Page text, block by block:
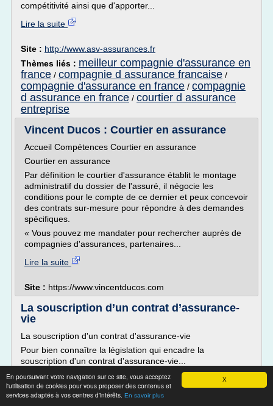
X
En poursuivant votre navigation sur ce site, vous acceptez
l'utilisation de cookies pour vous proposer des contenus et
services adaptés à vos centres d'intérêts. En savoir plus
compétitivité ainsi que d'apporter...
Lire la suite
Site : http://www.asv-assurances.fr
Thèmes liés : meilleur compagnie d'assurance en
france / compagnie d assurance francaise /
compagnie d'assurance en france / compagnie
d assurance en france / courtier d assurance
entreprise
Vincent Ducos : Courtier en assurance
Accueil Compétences Courtier en assurance
Courtier en assurance
Par définition le courtier d'assurance établit le montage
administratif du dossier de l'assuré, il négocie les
conditions pour le compte de ce dernier et peux concevoir
des contrats sur-mesure pour répondre à des demandes
spécifiques.
« Vous pouvez me mandater pour rechercher auprès de
compagnies d'assurances, partenaires...
Lire la suite
Site : https://www.vincentducos.com
La souscription d’un contrat d’assurance-
vie
La souscription d'un contrat d'assurance-vie
Pour bien connaître la législation qui encadre la
souscription d'un contrat d'assurance-vie...
Article L.132-1 du Code des Assurances : souscripteur et
bénéficiaire.
« La vie d'une personne peut être assurée par elle-même